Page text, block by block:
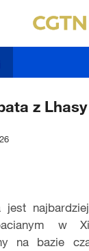
z Lhasy
jest
w
na bazie